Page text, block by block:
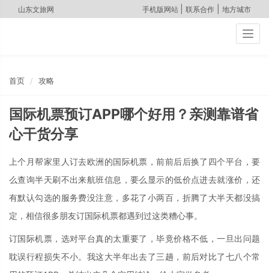
山东文旅网 手机版网站 联系合作 地方城市
首页 攻略
国际机票预订APP哪个好用？亲测靠谱省
心干货分享
上个月帮家里人订去欧洲的国际机票，前前后后换了四个平台，要
么查询半天刷不出来航班信息，要么显示的低价点进去就涨价，还
有默认勾选的服务费没注意，多花了小两百，折腾了大半天都没搞
定，相信很多朋友订国际机票都遇到过这类糟心事。
订国际机票，选对平台真的太重要了，毕竟价格不低，一旦出问题
耽误行程损失不小。我这大半年出去了三趟，前后对比了七八个常